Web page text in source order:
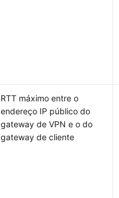
RTT máximo entre o
endereço IP público do
gateway de VPN e o do
gateway de cliente